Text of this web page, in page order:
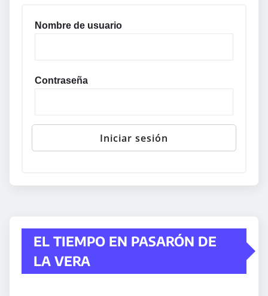
Nombre de usuario
Contraseña
EL TIEMPO EN PASARÓN DE
LA VERA